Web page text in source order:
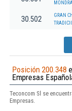
30.502
GRAN
Posición 200.348
Empresas
Teconcom Sl se
Empresas.